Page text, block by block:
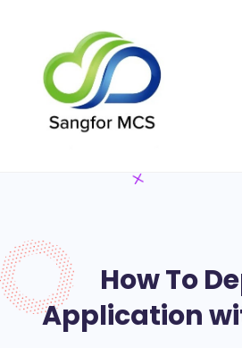
How To
Application